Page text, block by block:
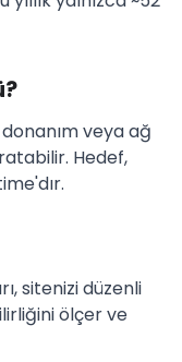
veya ağ
Hedef,
sitenizi düzenli
ölçer ve